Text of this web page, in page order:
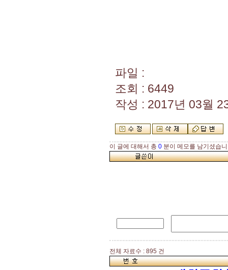
파일 :
조회 : 6449
작성 : 2017년 03월
이 글에 대해서 총 0 분이 메모를 남기셨습
전체 자료수 : 895 건